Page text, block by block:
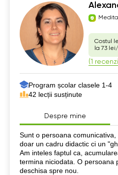
Costul
la 73
(1
Program școlar clasele 1-4
42 lecții susținute
Despre mine
Despre mine
Sunt o persoana
doar un cadru didactic ci un
Am inteles faptul ca,
termina niciodata. O persoana
deschisa spre nou.